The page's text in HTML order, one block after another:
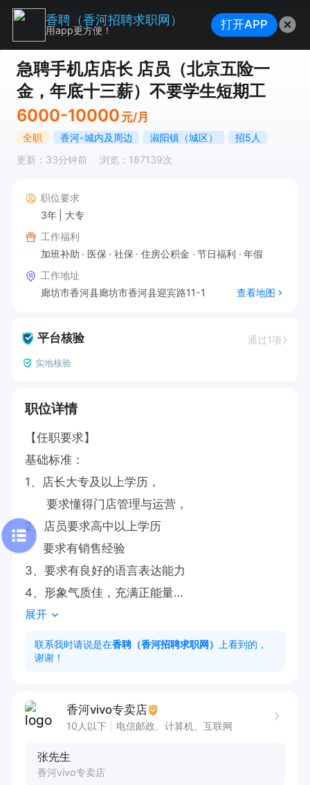
急聘手机店店长 店员（北京五险一
金，年底十三薪）不要学生短期工
6000-10000 元/月
全职 香河-城内及周边 淑阳镇（城区）
招5人
更新：33分钟前
浏览：187139次
职位要求
3年
大专
工作福利
加班补助
医保 社保 住房公积金 节日福利
年假
工作地址
廊坊市香河县廊坊市香河县迎宾路11-1
查看地图
平台核验 通过1项
实地核验
职位详情
【任职要求】
基础标准：
1、店长大专及以上学历，
      要求懂得门店管理与运营，
2、店员要求高中以上学历
     要求有销售经验
3、要求有良好的语言表达能力
4、形象气质佳，充满正能量
工作内容：
手机店店长：负责门店整体运营管理，包括人员排
班、库存管理、销售目标制定，统筹客户接待与售
店员：协助店长完成日常工作，如接待顾客、产品
介绍、销售推广，负责收银、库存盘点及设备维
【福利待遇】
展开
联系我时请说是在香聘（香河招聘求职网）
上看到的，
谢谢！
香河vivo专卖店
10人以下 电信邮政、计算机、互联网
张先生
香河vivo专卖店
香聘（香河招聘求职网）
用app更方便！ 打开APP